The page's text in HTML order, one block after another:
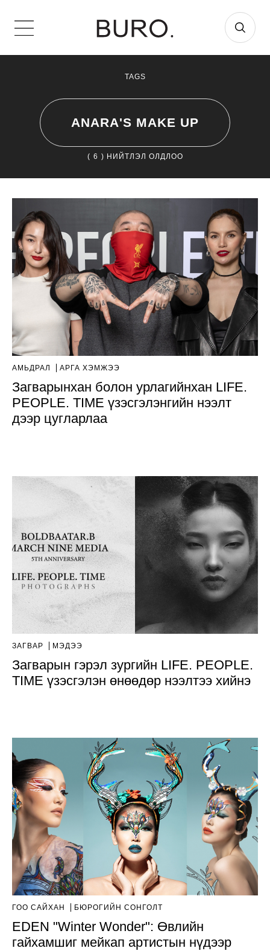
TAGS
ANARA'S MAKE UP
( 6 ) НИЙТЛЭЛ ОЛДЛОО
АМЬДРАЛ АРГА ХЭМЖЭЭ
Загварынхан болон урлагийнхан LIFE.
PEOPLE. TIME үзэсгэлэнгийн нээлт
дээр цугларлаа
ЗАГВАР МЭДЭЭ
Загварын гэрэл зургийн LIFE. PEOPLE.
TIME үзэсгэлэн өнөөдөр нээлтээ хийнэ
ГОО САЙХАН БЮРОГИЙН СОНГОЛТ
EDEN "Winter Wonder": Өвлийн
гайхамшиг мейкап артистын нүдээр